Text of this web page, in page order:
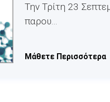
Την Τρίτη 23
παρου...
Μάθετε Περισσότερα